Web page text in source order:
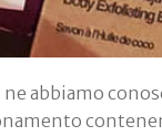
abbiamo